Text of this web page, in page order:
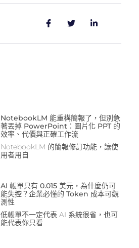
NotebookLM 能重構簡報了，但別急
著丟掉 PowerPoint：圖片化 PPT 的
效率、代價與正確工作流
NotebookLM 的簡報修訂功能，讓使
用者用自
AI 帳單只有 0.015 美元，為什麼仍可
能失控？企業必懂的 Token 成本可觀
測性
低帳單不一定代表 AI 系統很省，也可
能代表你只看